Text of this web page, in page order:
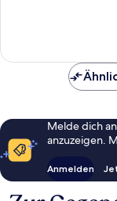
Melde dich
anzuzeigen.
Anmelden